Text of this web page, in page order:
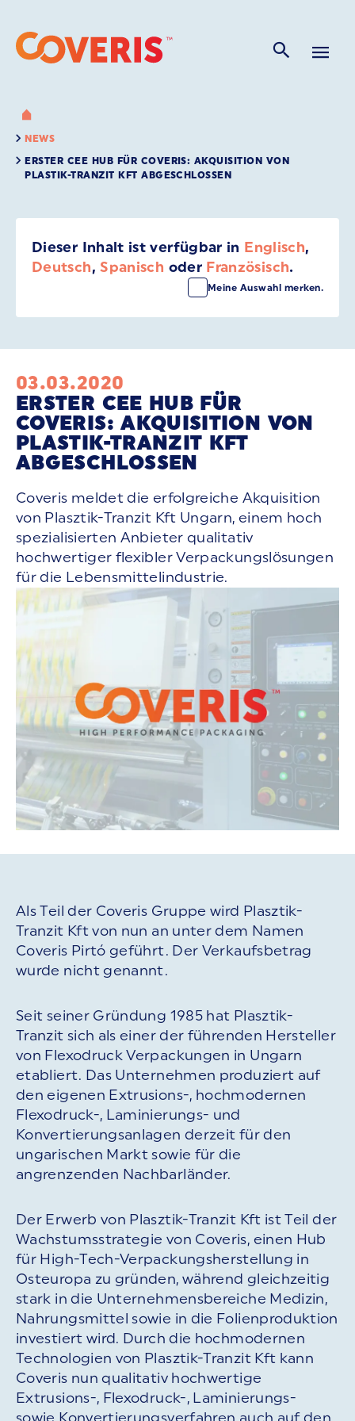
NEWS
ERSTER CEE HUB FÜR COVERIS: AKQUISITION VON
PLASTIK-TRANZIT KFT ABGESCHLOSSEN
Dieser Inhalt ist verfügbar in Englisch,
Deutsch,Spanisch oder Französisch.
Meine Auswahl merken.
03.03.2020
ERSTER CEE HUB FÜR
COVERIS: AKQUISITION VON
PLASTIK-TRANZIT KFT
ABGESCHLOSSEN
Coveris meldet die erfolgreiche Akquisition
von Plasztik-Tranzit Kft Ungarn, einem hoch
spezialisierten Anbieter qualitativ
hochwertiger flexibler Verpackungslösungen
für die Lebensmittelindustrie.
Als Teil der Coveris Gruppe wird Plasztik-
Tranzit Kft von nun an unter dem Namen
Coveris Pirtó geführt. Der Verkaufsbetrag
wurde nicht genannt.
Seit seiner Gründung 1985 hat Plasztik-
Tranzit sich als einer der führenden Hersteller
von Flexodruck Verpackungen in Ungarn
etabliert. Das Unternehmen produziert auf
den eigenen Extrusions-, hochmodernen
Flexodruck-, Laminierungs- und
Konvertierungsanlagen derzeit für den
ungarischen Markt sowie für die
angrenzenden Nachbarländer.
Der Erwerb von Plasztik-Tranzit Kft ist Teil der
Wachstumsstrategie von Coveris, einen Hub
für High-Tech-Verpackungsherstellung in
Osteuropa zu gründen, während gleichzeitig
stark in die Unternehmensbereiche Medizin,
Nahrungsmittel sowie in die Folienproduktion
investiert wird. Durch die hochmodernen
Technologien von Plasztik-Tranzit Kft kann
Coveris nun qualitativ hochwertige
Extrusions-, Flexodruck-, Laminierungs-